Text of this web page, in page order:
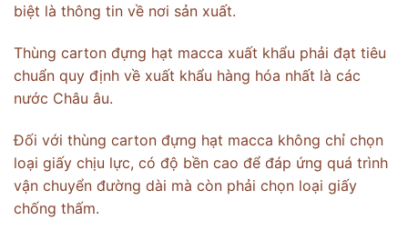
biệt là thông tin về nơi sản xuất.
Thùng carton đựng hạt macca xuất khẩu phải đạt tiêu
chuẩn quy định về xuất khẩu hàng hóa nhất là các
nước Châu âu.
Đối với thùng carton đựng hạt macca không chỉ chọn
loại giấy chịu lực, có độ bền cao để đáp ứng quá trình
vận chuyển đường dài mà còn phải chọn loại giấy
chống thấm.